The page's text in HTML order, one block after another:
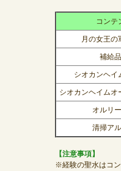
コンテ
月の女王の
補給
シオカンヘイ
シオカンヘイムオ
オルリ
清掃ア
【注意事項】
※経験の聖水はコ